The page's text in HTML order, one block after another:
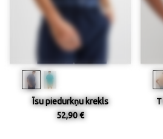
Īsu piedurkņu krekls
52,90 €